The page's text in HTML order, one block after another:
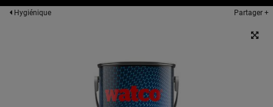
Hygiénique Partager +